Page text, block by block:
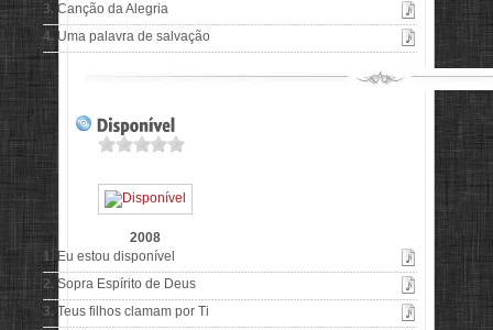
3. Canção da Alegria
4. Uma palavra de salvação
2008
1. Eu estou disponível
2. Sopra Espírito de Deus
3. Teus filhos clamam por Ti